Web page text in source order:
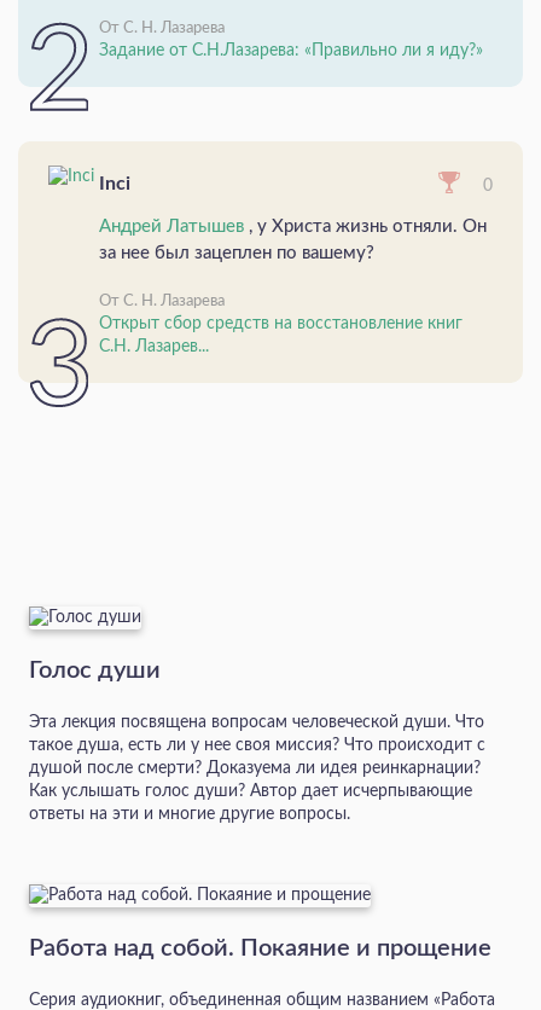
От С. Н. Лазарева
Задание от С.Н.Лазарева: «Правильно ли я иду?»
Inci 0
Андрей Латышев , у Христа жизнь отняли. Он
за нее был зацеплен по вашему?
От С. Н. Лазарева
Открыт сбор средств на восстановление книг
С.Н. Лазарев...
Голос души
Эта лекция посвящена вопросам человеческой души. Что
такое душа, есть ли у нее своя миссия? Что происходит с
душой после смерти? Доказуема ли идея реинкарнации?
Как услышать голос души? Автор дает исчерпывающие
ответы на эти и многие другие вопросы.
Работа над собой. Покаяние и прощение
Серия аудиокниг, объединенная общим названием «Работа